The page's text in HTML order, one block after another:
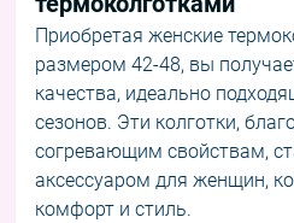
Приобретая женские
размером 42-48, вы
качества, идеально
сезонов. Эти колготки,
согревающим свойствам,
аксессуаром для женщин,
комфорт и стиль.